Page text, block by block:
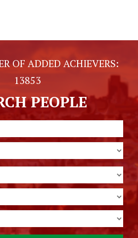
OF ADDED ACHIEVERS:
13853
PEOPLE